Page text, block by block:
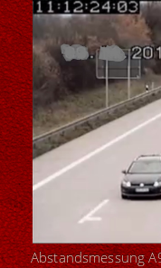
Abstandsmessung